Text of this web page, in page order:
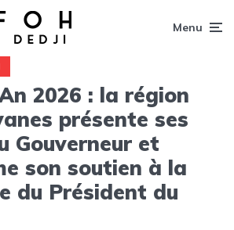
Menu
2026 : la région
présente ses
Gouverneur et
son soutien à la
du Président du